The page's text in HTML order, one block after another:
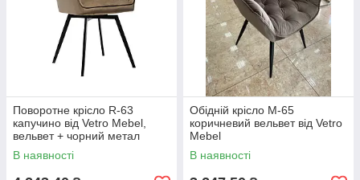
Поворотне крісло R-63
капучино від Vetro Mebel,
вельвет + чорний метал
В наявності
Обідній крісло M-65
коричневий вельвет від Vetro
Mebel
В наявності